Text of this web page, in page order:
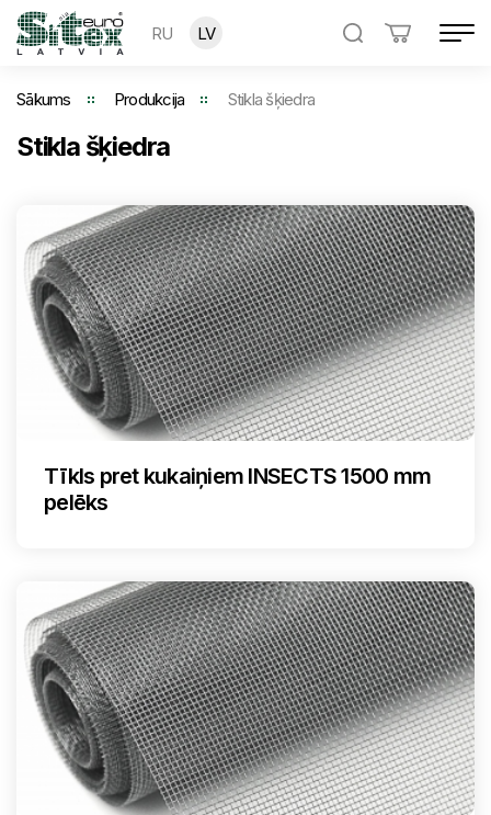
RU LV
Sākums Produkcija Stikla šķiedra
Stikla šķiedra
Tīkls pret kukaiņiem INSECTS 1500 mm
pelēks